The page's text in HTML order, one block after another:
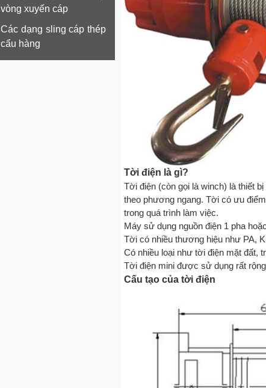
Tời điện là gì?
Tời điện (còn gọi là winch) là thiết
theo phương ngang. Tời có ưu
trong quá trình làm việc.
Máy sử dụng nguồn điện 1 pha
Tời có nhiều thương hiệu như PA,
Có nhiều loại như tời điện mặt đất,
Tời điện mini được sử dụng rất
Cấu tạo của tời điện
vòng xuyến cáp
Các dạng sling cáp thép
cẩu hàng